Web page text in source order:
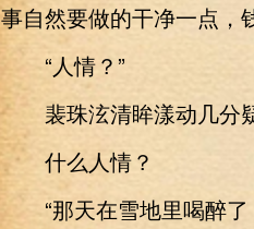
事自然要做的干净一点，
“人情？”
裴珠泫清眸漾动几分疑
什么人情？
“那天在雪地里喝醉了